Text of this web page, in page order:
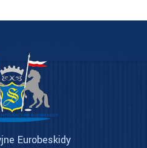
Eurobeskidy